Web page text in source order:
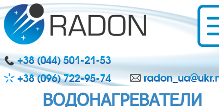
ВОДОНАГРЕВАТЕЛИ